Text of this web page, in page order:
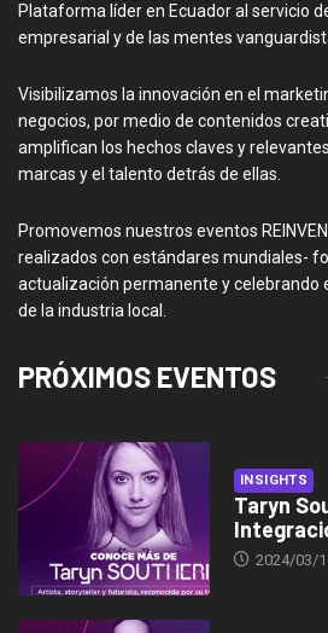
Plataforma líder en Ecuador al servicio
empresarial y de las mentes
Visibilizamos la innovación en el
negocios, por medio de contenidos
amplifican los hechos claves y
marcas y el talento detrás de ellas.
Promovemos nuestros eventos
realizados con estándares mundiales-
actualización permanente y celebrando
de la industria local.
PRÓXIMOS EVENTOS
INSIGHTS
Taryn
2024/03/